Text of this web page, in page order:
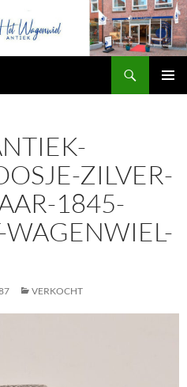
ZILVER-
1845-
VERKOCHT